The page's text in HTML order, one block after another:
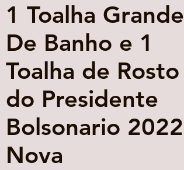
1 Toalha Grande
De Banho e 1
Toalha de Rosto
do Presidente
Bolsonario 2022
Nova